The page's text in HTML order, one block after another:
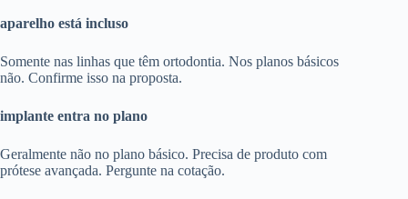
aparelho está incluso
Somente nas linhas que têm ortodontia. Nos planos básicos
não. Confirme isso na proposta.
implante entra no plano
Geralmente não no plano básico. Precisa de produto com
prótese avançada. Pergunte na cotação.